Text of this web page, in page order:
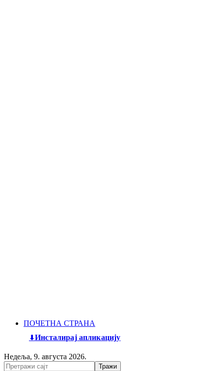
ПОЧЕТНА СТРАНА
Инсталирај апликацију
Недеља, 9. августа 2026.